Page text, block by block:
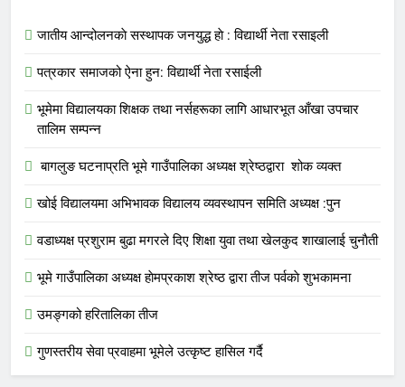
जातीय आन्दोलनकाे सस्थापक जनयुद्ध हाे : विद्यार्थी नेता रसाइली
पत्रकार समाजको ऐना हुन: विद्यार्थी नेता रसाईली
भूमेमा विद्यालयका शिक्षक तथा नर्सहरूका लागि आधारभूत आँखा उपचार
तालिम सम्पन्न
बागलुङ घटनाप्रति भूमे गाउँपालिका अध्यक्ष श्रेष्ठद्वारा शोक व्यक्त
खोई विद्यालयमा अभिभावक विद्यालय व्यवस्थापन समिति अध्यक्ष :पुन
वडाध्यक्ष प्रशुराम बुढा मगरले दिए शिक्षा युवा तथा खेलकुद शाखालाई चुनाैती
भूमे गाउँपालिका अध्यक्ष हाेमप्रकाश श्रेष्ठ द्वारा तीज पर्वकाे शुभकामना
उमङ्गको हरितालिका तीज
गुणस्तरीय सेवा प्रवाहमा भूमेले उत्कृष्ट हासिल गर्दै